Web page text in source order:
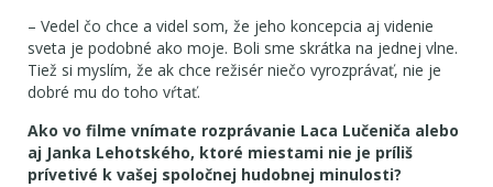
– Vedel čo chce a videl som, že jeho koncepcia aj videnie
sveta je podobné ako moje. Boli sme skrátka na jednej vlne.
Tiež si myslím, že ak chce režisér niečo vyrozprávať, nie je
dobré mu do toho vŕtať.
Ako vo filme vnímate rozprávanie Laca Lučeniča alebo
aj Janka Lehotského, ktoré miestami nie je príliš
prívetivé k vašej spoločnej hudobnej minulosti?